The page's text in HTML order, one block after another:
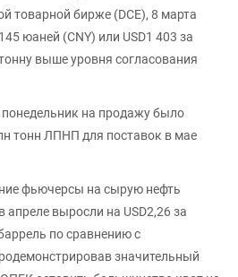
товарной бирже (DCE), 8 марта
юаней (CNY) или USD1 403 за
выше уровня согласования
на продажу было
тонн ЛПНП для поставок в мае
фьючерсы на сырую нефть
апреле выросли на USD2,26 за
по сравнению с
значительный